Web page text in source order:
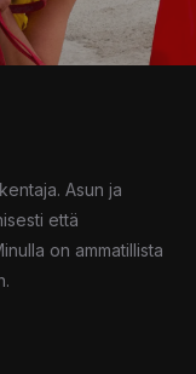
Asun ja
että
on ammatillista